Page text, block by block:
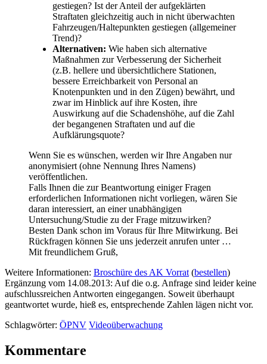
gestiegen? Ist der Anteil der aufgeklärten
Straftaten gleichzeitig auch in nicht überwachten
Fahrzeugen/Haltepunkten gestiegen (allgemeiner
Trend)?
Alternativen: Wie haben sich alternative
Maßnahmen zur Verbesserung der Sicherheit
(z.B. hellere und übersichtlichere Stationen,
bessere Erreichbarkeit von Personal an
Knotenpunkten und in den Zügen) bewährt, und
zwar im Hinblick auf ihre Kosten, ihre
Auswirkung auf die Schadenshöhe, auf die Zahl
der begangenen Straftaten und auf die
Aufklärungsquote?
Wenn Sie es wünschen, werden wir Ihre Angaben nur
anonymisiert (ohne Nennung Ihres Namens)
veröffentlichen.
Falls Ihnen die zur Beantwortung einiger Fragen
erforderlichen Informationen nicht vorliegen, wären Sie
daran interessiert, an einer unabhängigen
Untersuchung/Studie zu der Frage mitzuwirken?
Besten Dank schon im Voraus für Ihre Mitwirkung. Bei
Rückfragen können Sie uns jederzeit anrufen unter …
Mit freundlichem Gruß,
Weitere Informationen: Broschüre des AK Vorrat (bestellen)
Ergänzung vom 14.08.2013: Auf die o.g. Anfrage sind leider keine
aufschlussreichen Antworten eingegangen. Soweit überhaupt
geantwortet wurde, hieß es, entsprechende Zahlen lägen nicht vor.
Schlagwörter: ÖPNV Videoüberwachung
Kommentare